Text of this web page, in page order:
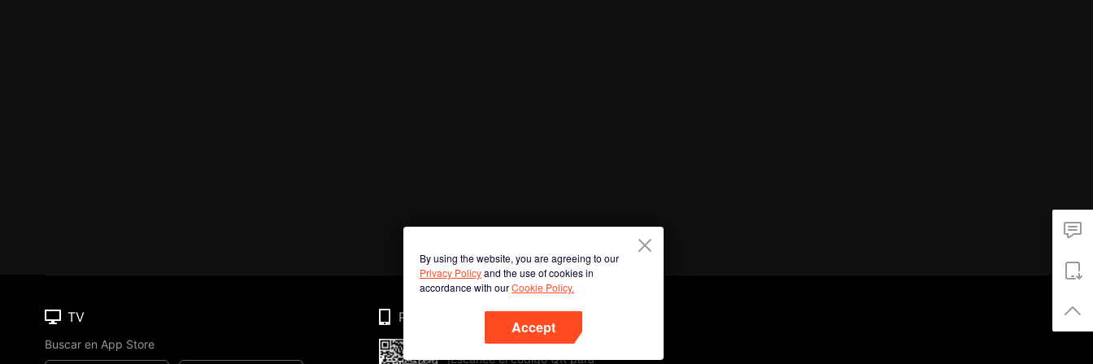
By using the website, you are agreeing to our
Privacy Policyand the use of cookies in
accordance with ourCookie Policy.
Accept
TV
Buscar en App Store
Phone
¡Escanee el código QR para